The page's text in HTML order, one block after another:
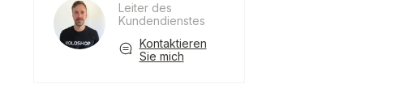
Leiter des
Kundendienstes
Kontaktieren
Sie mich